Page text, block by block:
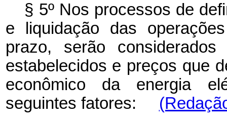
§ 5º Nos processos de
e liquidação das
prazo, serão
estabelecidos e preços que
econômico da energia
seguintes fatores: